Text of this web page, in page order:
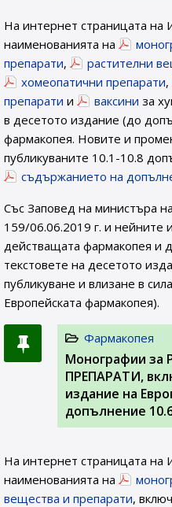
На интернет страницата на
наименованията на
препарати, растителни
хомеопатични препарати,
препарати и ваксини за
в десетото издание (до
фармакопея. Новите и
публикуваните 10.1-10.8
съдържанието на
Със Заповед на министъра
159/06.06.2019 г. и нейните
действащата фармакопея и
текстовете на десетото
публикуване и влизане в
Европейската фармакопея).
Фармакопея
Монографии
ПРЕПАРАТИ,
издание на
допълнение
На интернет страницата на
наименованията на
вещества и препарати,